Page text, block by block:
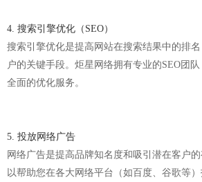
4. 搜索引擎优化（SEO）
搜索引擎优化是提高网站在搜索结果中的排
户的关键手段。炬星网络拥有专业的SEO团
全面的优化服务。
5. 投放网络广告
网络广告是提高品牌知名度和吸引潜在客户
以帮助您在各大网络平台（如百度、谷歌等